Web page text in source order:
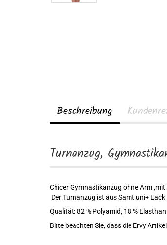
Beschreibung
Turnanzug,
Chicer Gymnastikanzug ohne Arm
Der Turnanzug ist aus Samt uni+
Qualität: 82 % Polyamid, 18 % Elasthan
Bitte beachten Sie, dass die Ervy